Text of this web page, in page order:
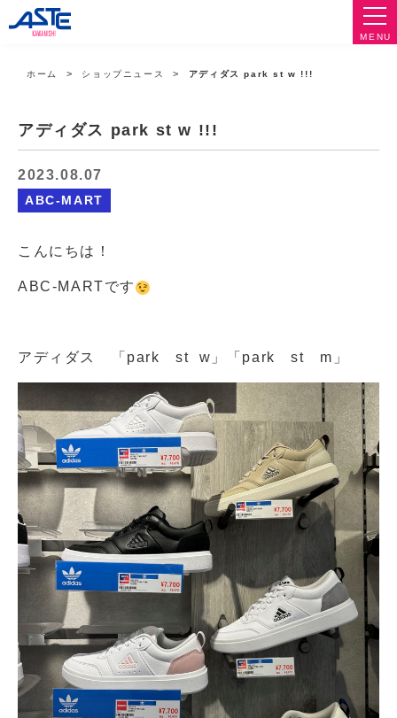
MENU
ホーム ショップニュース アディダス park st w !!!
アディダス park st w !!!
2023.08.07
ABC-MART
こんにちは！
ABC-MARTです
アディダス 「park st w」「park st m」